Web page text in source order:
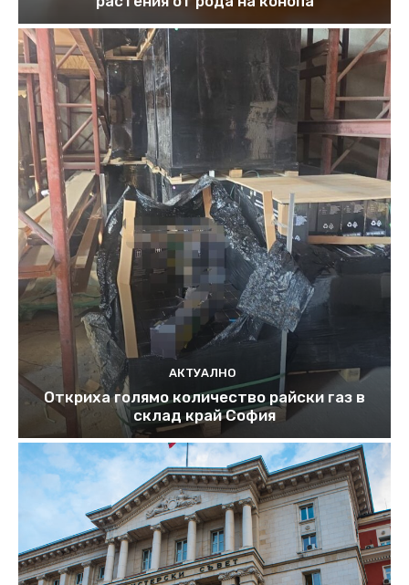
АКТУАЛНО
Откриха голямо количество райски газ в
склад край София